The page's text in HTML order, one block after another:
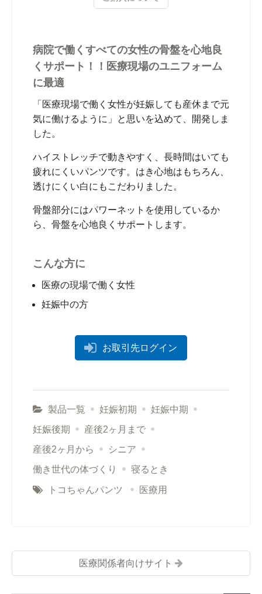
病院で働くすべての女性の骨盤を心地良
くサポート！！医療現場のユニフォーム
に最適
「医療現場で働く女性が妊娠しても産休まで元
気に働けるように」と思いを込めて、開発しま
した。
ハイストレッチで動きやすく、長時間はいても
疲れにくいパンツです。はき心地はもちろん、
透けにくい白にもこだわりました。
骨盤部分にはパワーネットを使用しているか
ら、骨盤を心地良くサポートします。
こんな方に
医療の現場で働く女性
妊娠中の方
お取引先ログイン
製品一覧 妊娠初期
妊娠中期
妊娠後期
産後2ヶ月まで
産後2ヶ月から
シニア
働き世代の体づくり
寝るとき
トコちゃんパンツ 医療用
医療関係者向けサイト